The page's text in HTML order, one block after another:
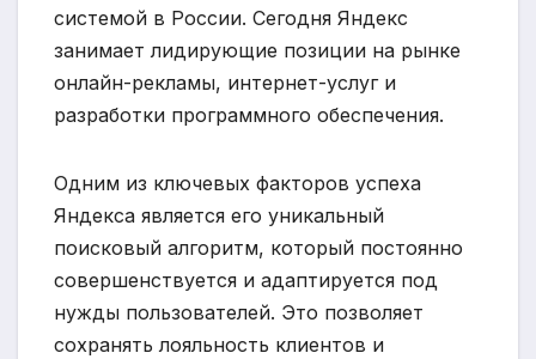
системой в России. Сегодня Яндекс
занимает лидирующие позиции на рынке
онлайн-рекламы, интернет-услуг и
разработки программного обеспечения.
Одним из ключевых факторов успеха
Яндекса является его уникальный
поисковый алгоритм, который постоянно
совершенствуется и адаптируется под
нужды пользователей. Это позволяет
сохранять лояльность клиентов и